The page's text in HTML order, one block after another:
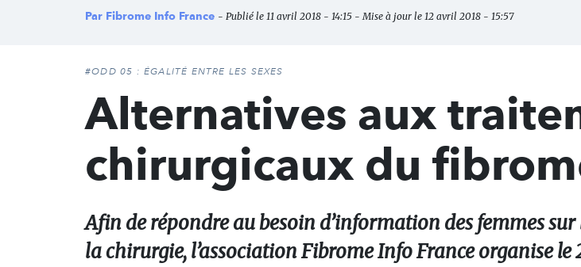
l'engagement
Par Fibrome Info France - Publié le 11 avril 2018 - 14:15 - Mise à jour le 12 avril 2018 - 15:57
#ODD 05 : ÉGALITÉ ENTRE LES SEXES
Alternatives aux
chirurgicaux du
Afin de répondre au besoin d’information des femmes
la chirurgie, l’association Fibrome Info France organise le